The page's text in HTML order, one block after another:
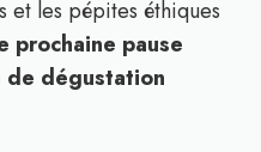
et les pépites éthiques
prochaine pause
de dégustation